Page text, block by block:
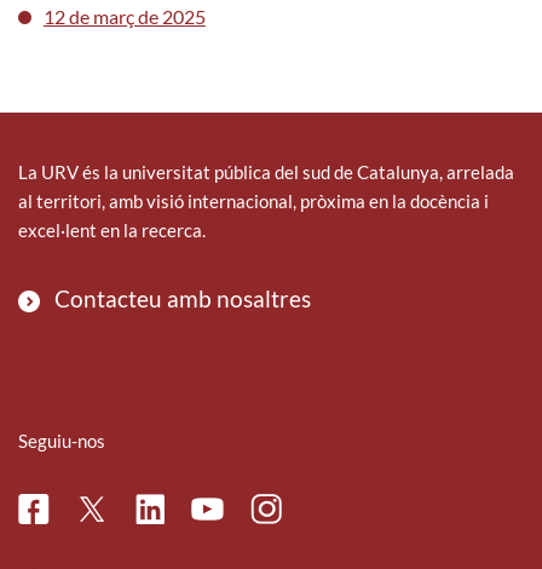
12 de març de 2025
La URV és la universitat pública del sud de Catalunya, arrelada
al territori, amb visió internacional, pròxima en la docència i
excel·lent en la recerca.
Contacteu amb nosaltres
Seguiu-nos
FacebookTwitterLinkedinYoutubeInstagram